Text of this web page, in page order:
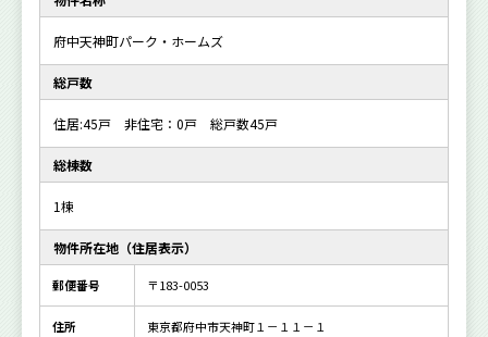
府中天神町パーク・ホームズ
総戸数
住居:45戸 非住宅：0戸 総戸数45戸
総棟数
1棟
物件所在地（住居表示）
郵便番号 〒183-0053
住所 東京都府中市天神町１－１１－１